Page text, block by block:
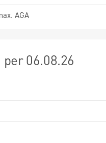
AGA
06.08.26